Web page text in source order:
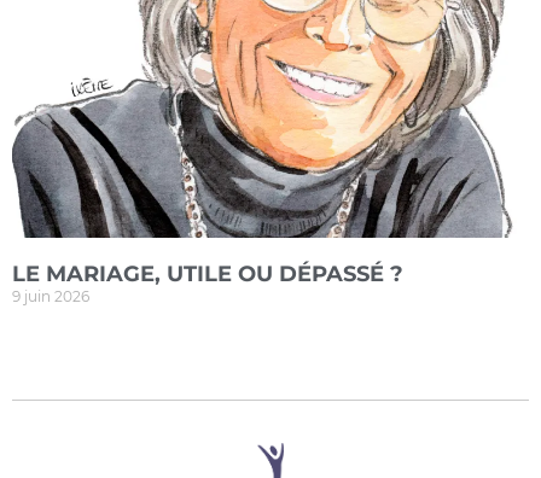
LE MARIAGE, UTILE OU DÉPASSÉ ?
9 juin 2026